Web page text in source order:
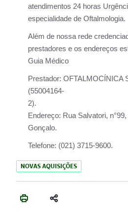
atendimentos 24 horas
especialidade de Oftalmologia.
Além de nossa rede
prestadores e os endereços
Guia Médico
Prestador: OFTALMOCÍNICA
(55004164-
Endereço: Rua Salvatori,
Gonçalo.
Telefone: (021) 3715-9600.
NOVAS AQUISIÇÕES